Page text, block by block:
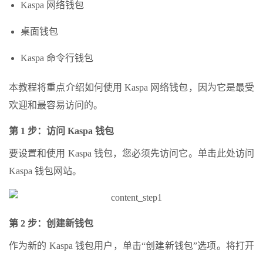
Kaspa 网络钱包
桌面钱包
Kaspa 命令行钱包
本教程将重点介绍如何使用 Kaspa 网络钱包，因为它是最受
欢迎和最容易访问的。
第 1 步：访问 Kaspa 钱包
要设置和使用 Kaspa 钱包，您必须先访问它。单击此处访问
Kaspa 钱包网站。
第 2 步：创建新钱包
作为新的 Kaspa 钱包用户，单击“创建新钱包”选项。将打开